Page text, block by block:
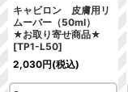
キャビロン 皮膚用リ
ムーバー（50ml）
★お取り寄せ商品★
[TP1-L50]
2,030円(税込)